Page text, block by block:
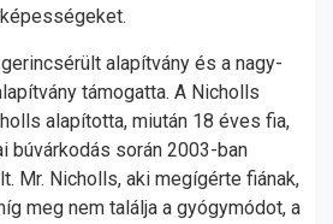
alapítvány és a nagy-
támogatta. A Nicholls
alapította, miután 18 éves fia,
búvárkodás során 2003-ban
Mr. Nicholls, aki megígérte fiának,
meg nem találja a gyógymódot, a